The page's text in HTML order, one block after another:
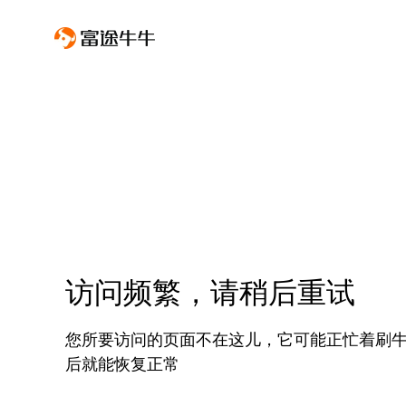
访问频繁，请稍后重试
您所要访问的页面不在这儿，它可能正忙着刷
后就能恢复正常